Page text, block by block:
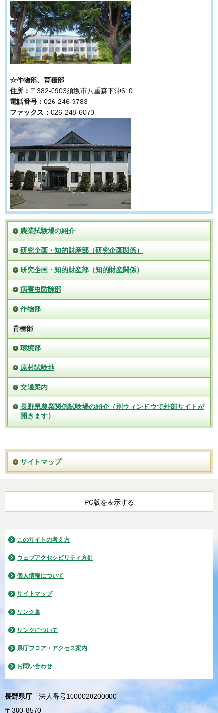
☆作物部、育種部
住所： 〒382-0903須坂市八重森下沖610
電話番号： 026-246-9783
ファックス： 026-248-6070
農業試験場の紹介
研究企画・知的財産部（研究企画関係）
研究企画・知的財産部（知的財産関係）
病害虫防除部
作物部
育種部
環境部
原村試験地
交通案内
長野県農業関係試験場の紹介（別ウィンドウで外部サイトが
開きます）
サイトマップ
PC版を表示する
このサイトの考え方
ウェブアクセシビリティ方針
個人情報について
サイトマップ
リンク集
リンクについて
県庁フロア・アクセス案内
お問い合わせ
長野県庁
法人番号1000020200000
〒380-8570